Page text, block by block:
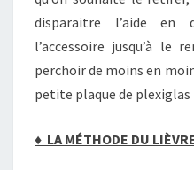
disparaitre l’aide
l’accessoire jusqu’à le
perchoir de moins en
petite plaque de plexiglas
♦ LA MÉTHODE DU